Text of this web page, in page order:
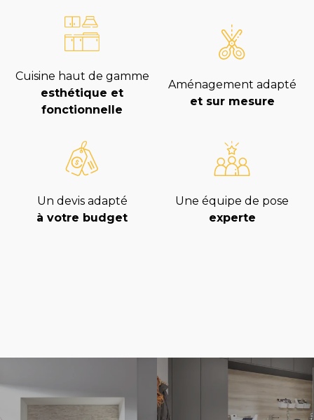
Cuisine haut de gamme
esthétique et
fonctionnelle
Aménagement adapté
et sur mesure
Un devis adapté
à votre budget
Une équipe de pose
experte